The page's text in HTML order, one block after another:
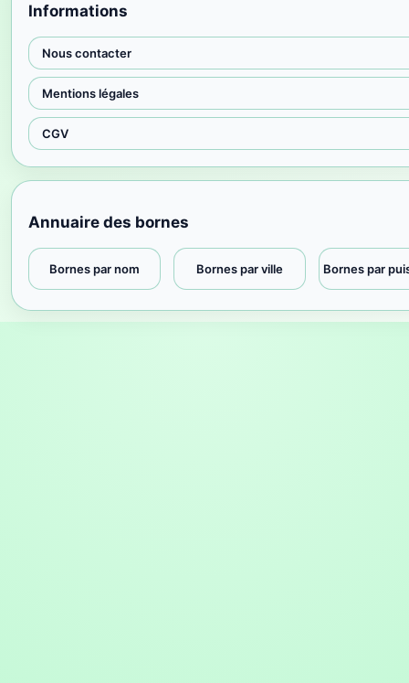
Informations
Nous contacter
Mentions légales
CGV
Annuaire des bornes
Bornes par nom Bornes par ville Bornes par